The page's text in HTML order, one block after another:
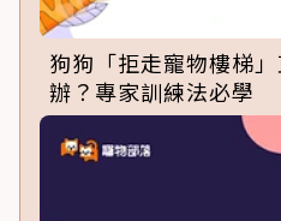
狗狗「拒走寵物樓梯
辦？專家訓練法必學